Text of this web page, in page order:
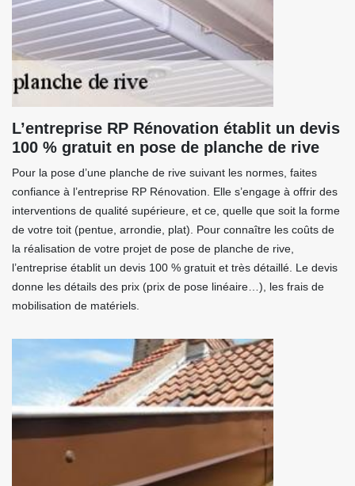
L’entreprise RP Rénovation établit un devis
100 % gratuit en pose de planche de rive
Pour la pose d’une planche de rive suivant les normes, faites
confiance à l’entreprise RP Rénovation. Elle s’engage à offrir des
interventions de qualité supérieure, et ce, quelle que soit la forme
de votre toit (pentue, arrondie, plat). Pour connaître les coûts de
la réalisation de votre projet de pose de planche de rive,
l’entreprise établit un devis 100 % gratuit et très détaillé. Le devis
donne les détails des prix (prix de pose linéaire…), les frais de
mobilisation de matériels.